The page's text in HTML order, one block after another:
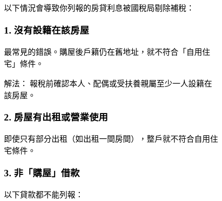
以下情況會導致你列報的房貸利息被國稅局剔除補稅：
1. 沒有設籍在該房屋
最常見的錯誤。購屋後戶籍仍在舊地址，就不符合「自用住
宅」條件。
解法： 報稅前確認本人、配偶或受扶養親屬至少一人設籍在
該房屋。
2. 房屋有出租或營業使用
即使只有部分出租（如出租一間房間），整戶就不符合自用住
宅條件。
3. 非「購屋」借款
以下貸款都不能列報：